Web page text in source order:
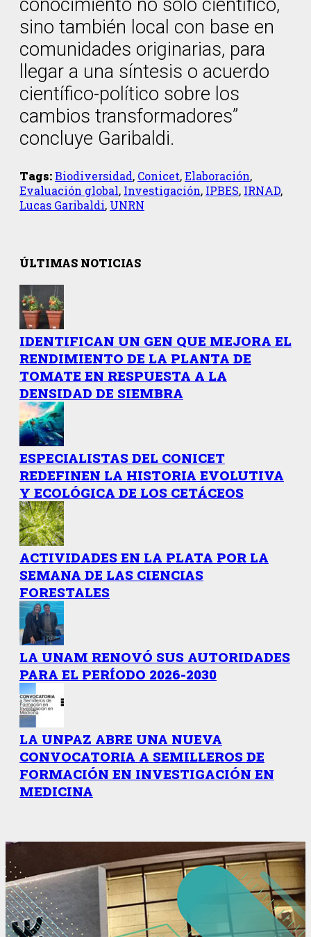
conocimiento no solo científico,
sino también local con base en
comunidades originarias, para
llegar a una síntesis o acuerdo
científico-político sobre los
cambios transformadores”
concluye Garibaldi.
Tags:Biodiversidad, Conicet,Elaboración,
Evaluación global, Investigación, IPBES, IRNAD,
Lucas Garibaldi, UNRN
ÚLTIMAS NOTICIAS
IDENTIFICAN UN GEN QUE MEJORA EL
RENDIMIENTO DE LA PLANTA DE
TOMATE EN RESPUESTA A LA
DENSIDAD DE SIEMBRA
ESPECIALISTAS DEL CONICET
REDEFINEN LA HISTORIA EVOLUTIVA
Y ECOLÓGICA DE LOS CETÁCEOS
ACTIVIDADES EN LA PLATA POR LA
SEMANA DE LAS CIENCIAS
FORESTALES
LA UNAM RENOVÓ SUS AUTORIDADES
PARA EL PERÍODO 2026-2030
LA UNPAZ ABRE UNA NUEVA
CONVOCATORIA A SEMILLEROS DE
FORMACIÓN EN INVESTIGACIÓN EN
MEDICINA